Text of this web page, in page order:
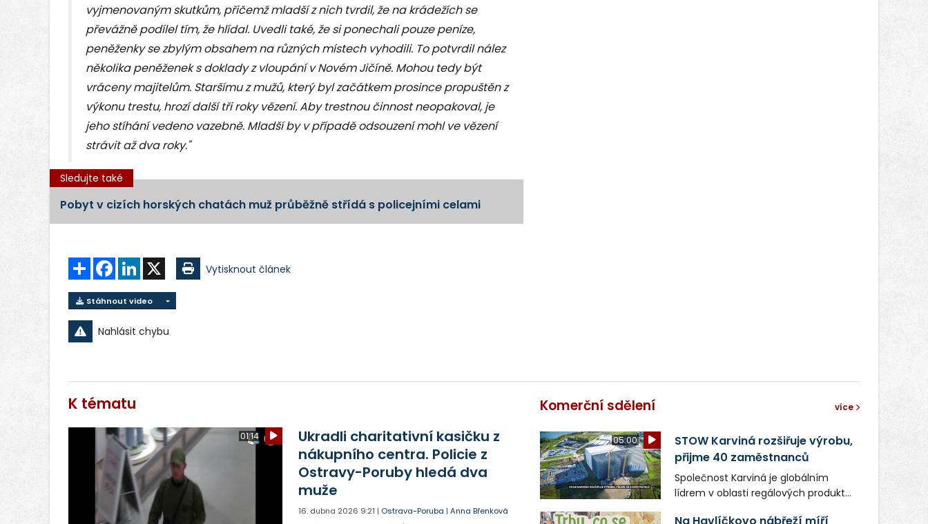
vyjmenovaným skutkům, přičemž mladší z nich tvrdil, že na krádežích se
převážně podílel tím, že hlídal. Uvedli také, že si ponechali pouze peníze,
peněženky se zbylým obsahem na různých místech vyhodili. To potvrdil nález
několika peněženek s doklady z vloupání v Novém Jičíně. Mohou tedy být
vráceny majitelům. Staršímu z mužů, který byl začátkem prosince propuštěn z
výkonu trestu, hrozí další tři roky vězení. Aby trestnou činnost neopakoval, je
jeho stíhání vedeno vazebně. Mladší by v případě odsouzení mohl ve vězení
strávit až dva roky."
Sledujte také
Pobyt v cizích horských chatách muž průběžně střídá s policejními celami
Sdílet FacebookLinkedIn Vytisknout článek
Stáhnout video
Nahlásit chybu
K tématu
01:14
Ukradli charitativní kasičku z
nákupního centra. Policie z
Ostravy-Poruby hledá dva
muže
16. dubna 2026 9:21 | Ostrava-Poruba |Anna Břenková
Komerční sdělení více
05:00
STOW Karviná rozšiřuje výrobu,
přijme 40 zaměstnanců
Společnost Karviná je globálním
lídrem v oblasti regálových produktů
Na Havlíčkovo nábřeží míří